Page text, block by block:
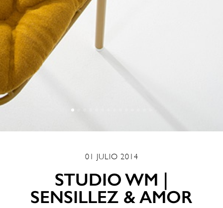
01 JULIO 2014
STUDIO WM |
SENSILLEZ & AMOR